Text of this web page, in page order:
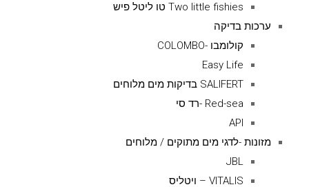
Two little fishies טו ליטל פיש
ערכות בדיקה
קולומבו -COLOMBO
Easy Life
SALIFERT בדיקות מים מלוחים
Red-sea -רד סי
API
מזונות -לדגי מים מתוקים / מלוחים
JBL
VITALIS – ויטליס